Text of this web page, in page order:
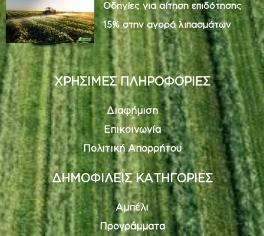
Οδηγίες για αίτηση επιδότησης
15% στην αγορά λιπασμάτων
ΧΡΗΣΙΜΕΣ ΠΛΗΡΟΦΟΡΙΕΣ
Διαφήμιση
Επικοινωνία
Πολιτική Απορρήτου
ΔΗΜΟΦΙΛΕΙΣ ΚΑΤΗΓΟΡΙΕΣ
Αμπέλι
Προγράμματα